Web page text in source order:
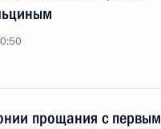
прощания с первым